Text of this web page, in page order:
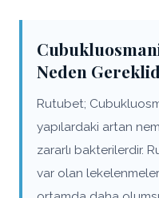
Neden
Rutubet;
yapılardaki artan
zararlı bakterilerdir.
var olan